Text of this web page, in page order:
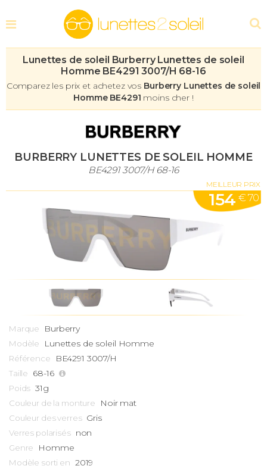
Lunettes de soleil Burberry Lunettes de soleil
Homme BE4291 3007/H 68-16
Comparez les prix et achetez vos Burberry Lunettes de soleil
Homme BE4291 moins cher !
BURBERRY LUNETTES DE SOLEIL HOMME
BE4291 3007/H 68-16
MEILLEUR PRIX
154 € 70
Marque Burberry
Modèle Lunettes de soleil Homme
Référence BE4291 3007/H
Taille 68-16
Poids 31g
Couleur de la monture Noir mat
Couleur des verres Gris
Verres polarisés non
Genre Homme
Modèle sorti en 2019